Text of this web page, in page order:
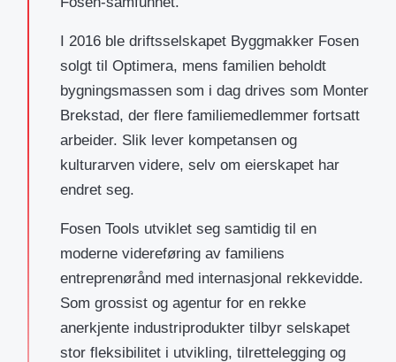
I 2016 ble driftsselskapet Byggmakker Fosen
solgt til Optimera, mens familien beholdt
bygningsmassen som i dag drives som Monter
Brekstad, der flere familiemedlemmer fortsatt
arbeider. Slik lever kompetansen og
kulturarven videre, selv om eierskapet har
endret seg.
Fosen Tools utviklet seg samtidig til en
moderne videreføring av familiens
entreprenørånd med internasjonal rekkevidde.
Som grossist og agentur for en rekke
anerkjente industriprodukter tilbyr selskapet
stor fleksibilitet i utvikling, tilrettelegging og